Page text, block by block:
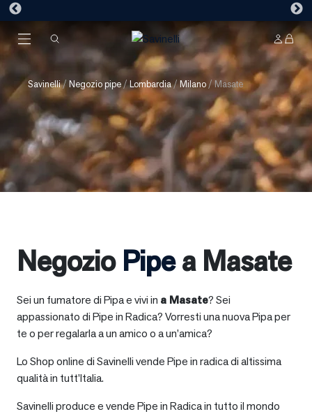
Savinelli/ Negozio pipe/Lombardia/Milano / Masate
Negozio Pipea Masate
Sei un fumatore di Pipa e vivi in a Masate? Sei
appassionato di Pipe in Radica? Vorresti una nuova Pipa per
te o per regalarla a un amico o a un’amica?
Lo Shop online di Savinelli vende Pipe in radica di altissima
qualità in tutt’Italia.
Savinelli produce e vende Pipe in Radica in tutto il mondo